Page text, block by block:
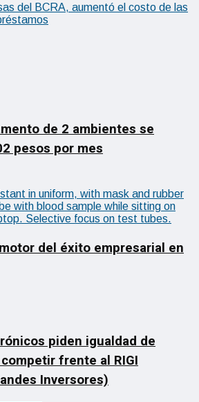
del BCRA, aumentó el costo de las
de 2 ambientes se
pesos por mes
del éxito empresarial en
piden igualdad de
frente al RIGI
Inversores)